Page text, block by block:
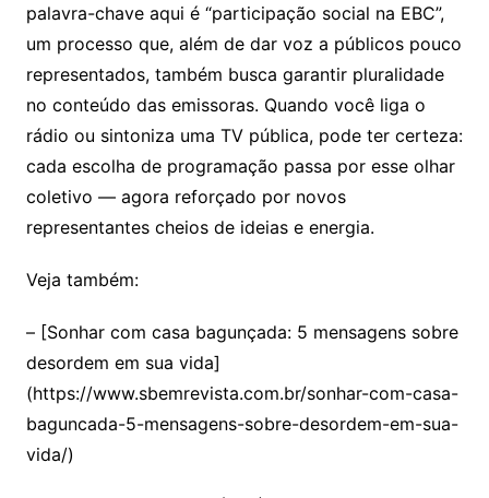
palavra-chave aqui é “participação social na EBC”,
um processo que, além de dar voz a públicos pouco
representados, também busca garantir pluralidade
no conteúdo das emissoras. Quando você liga o
rádio ou sintoniza uma TV pública, pode ter certeza:
cada escolha de programação passa por esse olhar
coletivo — agora reforçado por novos
representantes cheios de ideias e energia.
Veja também:
– [Sonhar com casa bagunçada: 5 mensagens sobre
desordem em sua vida]
(https://www.sbemrevista.com.br/sonhar-com-casa-
baguncada-5-mensagens-sobre-desordem-em-sua-
vida/)